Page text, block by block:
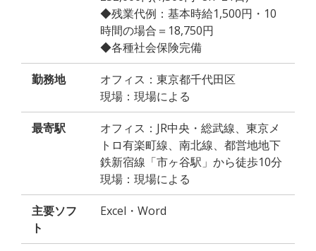
◆残業代例：基本時給1,500円・10
時間の場合＝18,750円
◆各種社会保険完備
勤務地
オフィス：東京都千代田区
現場：現場による
最寄駅
オフィス：JR中央・総武線、東京メ
トロ有楽町線、南北線、都営地地下
鉄新宿線「市ヶ谷駅」から徒歩10分
現場：現場による
主要ソフ
ト
Excel・Word